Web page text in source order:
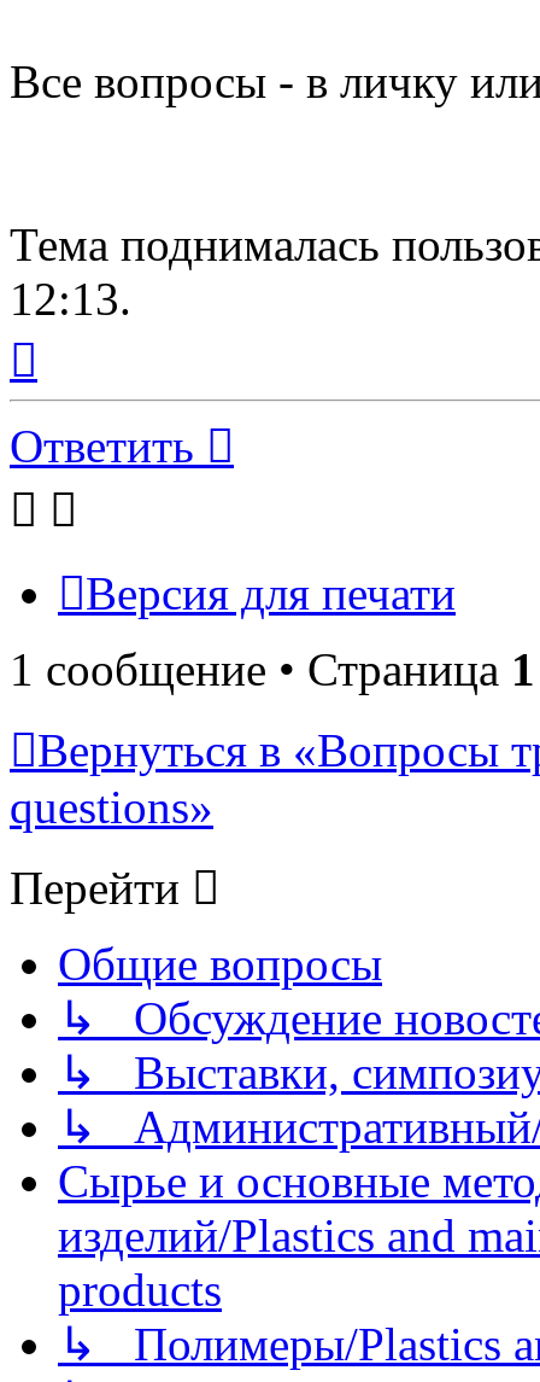
Все вопросы - в личку
Тема поднималась
12:13.
началу
Ответить
Версия для печати
1 сообщение • Страница 1
Вернуться в «Вопросы
questions»
Перейти
Общие вопросы
↳ Обсуждение
↳ Выставки,
↳
Сырье и основные
изделий/Plastics and
products
↳ Полимеры/Plastics